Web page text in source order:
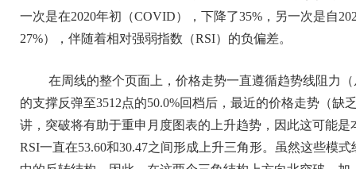
一次是在2020年初（COVID），下降了35%，另一次是自
27%），伴随着相对强弱指数（RSI）的负偏差。
在周线的整个页面上，价格走势一直遵循趋势线阻力
的支撑反弹至3512点的50.0%回档后，最近的价格走势（
讲，突破将有助于重申月度图表的上升趋势，因此这可能
RSI一直在53.60和30.47之间形成上升三角形。虽然这些模